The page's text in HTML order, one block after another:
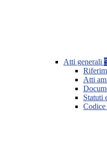
Atti generali
Atti
Statuti
Codice